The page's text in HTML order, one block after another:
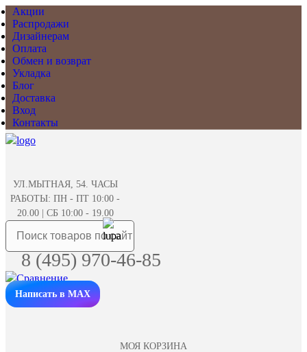
Акции
Распродажи
Дизайнерам
Оплата
Обмен и возврат
Укладка
Блог
Доставка
Вход
Контакты
УЛ.МЫТНАЯ, 54. ЧАСЫ
РАБОТЫ: ПН - ПТ 10:00 -
20.00 | СБ 10:00 - 19.00
8 (495) 970-46-85
Написать в MAX
МОЯ КОРЗИНА